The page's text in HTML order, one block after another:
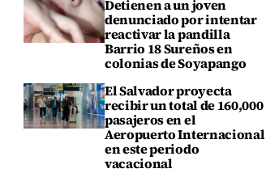
Detienen a un joven
denunciado por intentar
reactivar la pandilla
Barrio 18 Sureños en
colonias de Soyapango
El Salvador proyecta
recibir un total de 160,000
pasajeros en el
Aeropuerto Internacional
en este periodo
vacacional